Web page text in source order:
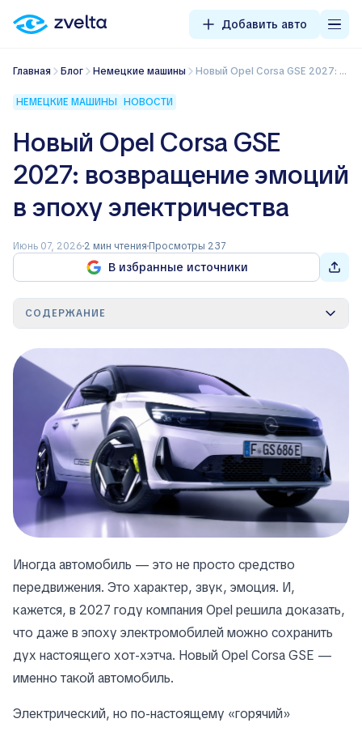
Добавить авто
Главная Блог Немецкие машины Новый Opel Corsa GSE 2027: возвращение эмоций в эпоху электричества
НЕМЕЦКИЕ МАШИНЫ НОВОСТИ
Новый Opel Corsa GSE
2027: возвращение эмоций
в эпоху электричества
Июнь 07, 2026 2 мин чтения Просмотры 237
В избранные источники
СОДЕРЖАНИЕ
Иногда автомобиль — это не просто средство
передвижения. Это характер, звук, эмоция. И,
кажется, в 2027 году компания Opel решила доказать,
что даже в эпоху электромобилей можно сохранить
дух настоящего хот-хэтча. Новый Opel Corsa GSE —
именно такой автомобиль.
Электрический, но по-настоящему «горячий»